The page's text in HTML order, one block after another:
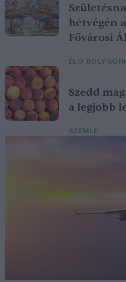
hétvégén
Fővárosi
ÉLŐ
Szedd
a legjobb
SZEMLE